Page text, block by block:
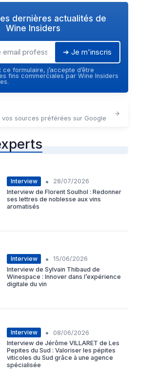
dernières actualités de
Wine Insiders
➔ Je m'inscris
ce formulaire, j’accepte d’être
fins commerciales par Wine Insiders
vos sources préférées sur Google
Interview •
28/07/2026
Interview de Florent Soulhol : Redonner
ses lettres de noblesse aux vins
aromatisés
Interview •
15/06/2026
Interview de Sylvain Thibaud de
Winespace : Innover dans l’expérience
digitale du vin
Interview •
08/06/2026
Interview de Jérôme VILLARET de Les
Pepites du Sud : Valoriser les pépites
viticoles du Sud grâce à une agence
spécialisée